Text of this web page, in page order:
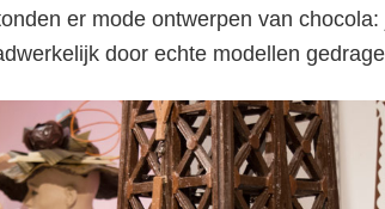
+
maken in
er mode ontwerpen van chocola:
door echte modellen